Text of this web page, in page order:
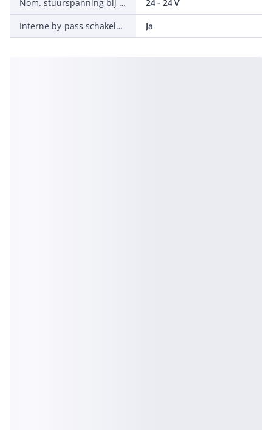
Nom. stuurspanning bij AC 50 Hz
24 - 24 V
Interne by-pass schakelaar
Ja